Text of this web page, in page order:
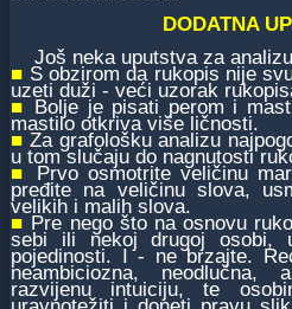
DODATNA
Još neka uputstva za
■ S obzirom da rukopis nije
uzeti duži - veći uzorak
■ Bolje je pisati perom i
mastilo otkriva više ličnosti.
■ Za grafološku analizu
u tom slučaju do nagnutosti
■ Prvo osmotrite veličinu
pređite na veličinu slova,
velikih i malih slova.
■ Pre nego što na osnovu
sebi ili nekoj drugoj osobi,
pojedinosti. I - ne brzajte.
neambiciozna,
razvijenu intuiciju, te